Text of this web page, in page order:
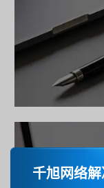
验优秀且具备市
千旭网络